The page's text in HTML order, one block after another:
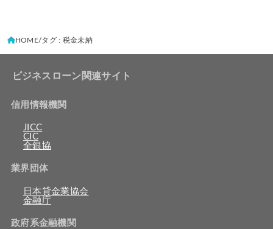
HOME タグ : 税金未納
ビジネスローン関連サイト
信用情報機関
JICC
CIC
全銀協
業界団体
日本貸金業協会
金融庁
政府系金融機関